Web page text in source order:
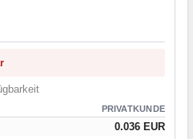
PRIVATKUNDE
0.036 EUR